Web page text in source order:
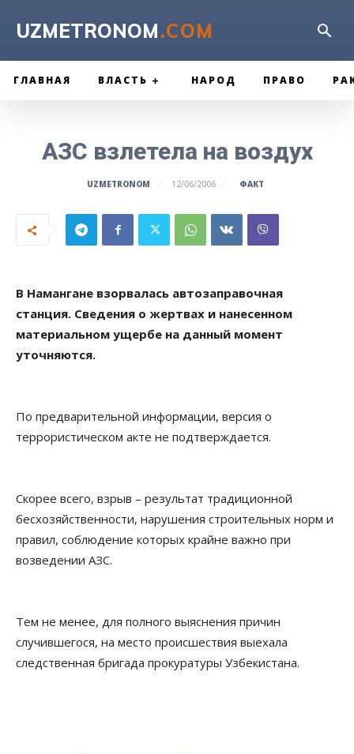
UZMETRONOM.COM
ГЛАВНАЯ ВЛАСТЬ НАРОД ПРАВО
АЗС взлетела на воздух
UZMETRONOM 12/06/2006 ФАКТ
В Намангане взорвалась автозаправочная
станция. Сведения о жертвах и нанесенном
материальном ущербе на данный момент
уточняются.
По предварительной информации, версия о
террористическом акте не подтверждается.
Скорее всего, взрыв – результат традиционной
бесхозяйственности, нарушения строительных норм и
правил, соблюдение которых крайне важно при
возведении АЗС.
Тем не менее, для полного выяснения причин
случившегося, на место происшествия выехала
следственная бригада прокуратуры Узбекистана.